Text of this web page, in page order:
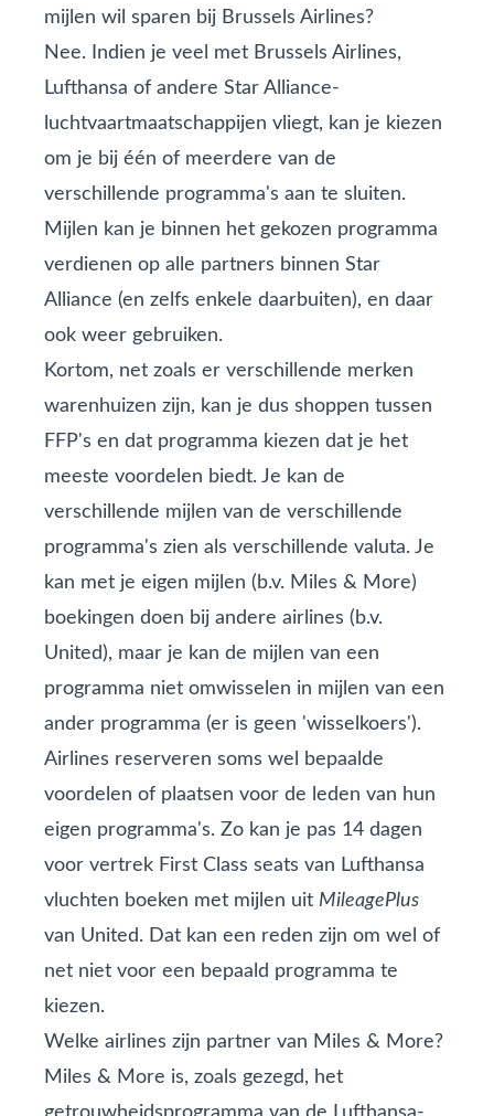
mijlen wil sparen bij Brussels Airlines?
Nee. Indien je veel met Brussels Airlines,
Lufthansa of andere Star Alliance-
luchtvaartmaatschappijen vliegt, kan je kiezen
om je bij één of meerdere van de
verschillende programma's aan te sluiten.
Mijlen kan je binnen het gekozen programma
verdienen op alle partners binnen Star
Alliance (en zelfs enkele daarbuiten), en daar
ook weer gebruiken.
Kortom, net zoals er verschillende merken
warenhuizen zijn, kan je dus shoppen tussen
FFP's en dat programma kiezen dat je het
meeste voordelen biedt. Je kan de
verschillende mijlen van de verschillende
programma's zien als verschillende valuta. Je
kan met je eigen mijlen (b.v. Miles & More)
boekingen doen bij andere airlines (b.v.
United), maar je kan de mijlen van een
programma niet omwisselen in mijlen van een
ander programma (er is geen 'wisselkoers').
Airlines reserveren soms wel bepaalde
voordelen of plaatsen voor de leden van hun
eigen programma's. Zo kan je pas 14 dagen
voor vertrek First Class seats van Lufthansa
vluchten boeken met mijlen uit MileagePlus
van United. Dat kan een reden zijn om wel of
net niet voor een bepaald programma te
kiezen.
Welke airlines zijn partner van Miles & More?
Miles & More is, zoals gezegd, het